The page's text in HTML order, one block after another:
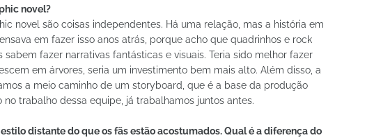
novel?
novel são coisas independentes. Há uma relação, mas a história em
em fazer isso anos atrás, porque acho que quadrinhos e rock
fazer narrativas fantásticas e visuais. Teria sido melhor fazer
em árvores, seria um investimento bem mais alto. Além disso, a
a meio caminho de um storyboard, que é a base da produção
no trabalho dessa equipe, já trabalhamos juntos antes.
distante do que os fãs estão acostumados. Qual é a diferença do